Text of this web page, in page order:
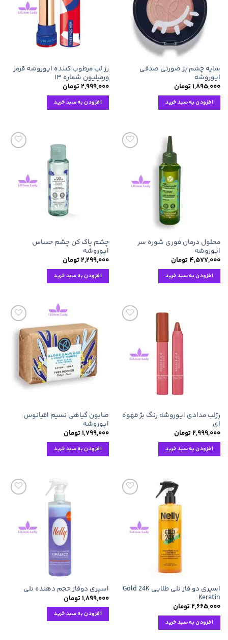
مندی
ها
سایه چشم بژ صورتی صدفی
ایوروشه
۱,۸۹۵,۰۰۰تومان
افزودن به سبد خرید
مندی
ها
رژ لب مرطوب کننده ایوروشه قرمز
ورمیلیون شماره ۱۳
۲,۹۹۹,۰۰۰تومان
افزودن به سبد خرید
مندی
ها
محلول درمان فوری شوره سر
ایوروشه
۴,۵۷۷,۰۰۰تومان
افزودن به سبد خرید
مندی
ها
چشم پاک کن چشم حساس
ایوروشه
۲,۲۹۹,۰۰۰تومان
افزودن به سبد خرید
مندی
ها
رژلب مدادی ایوروشه رنگ بژ قهوه
ای
۲,۹۹۹,۰۰۰تومان
افزودن به سبد خرید
افزودن
به
علاقه
مندی
ها
صابون گیاهی نسیم اقیانوس
ایوروشه
۱,۷۹۹,۰۰۰تومان
افزودن به سبد خرید
مندی
ها
اسپری دو فاز نلی طلایی Gold 24K
Keratin
۲,۶۶۵,۰۰۰تومان
افزودن به سبد خرید
مندی
ها
اسپری دوفاز حجم دهنده نلی
۱,۸۹۹,۰۰۰تومان
افزودن به سبد خرید